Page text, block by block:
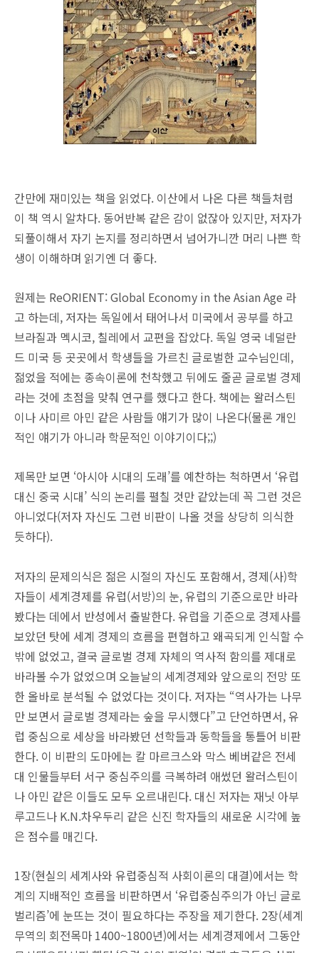
간만에 재미있는 책을 읽었다. 이산에서 나온 다른 책들처럼
이 책 역시 알차다. 동어반복 같은 감이 없잖아 있지만, 저자가
되풀이해서 자기 논지를 정리하면서 넘어가니깐 머리 나쁜 학
생이 이해하며 읽기엔 더 좋다.
원제는 ReORIENT: Global Economy in the Asian Age 라
고 하는데, 저자는 독일에서 태어나서 미국에서 공부를 하고
브라질과 멕시코, 칠레에서 교편을 잡았다. 독일 영국 네덜란
드 미국 등 곳곳에서 학생들을 가르친 글로벌한 교수님인데,
젊었을 적에는 종속이론에 천착했고 뒤에도 줄곧 글로벌 경제
라는 것에 초점을 맞춰 연구를 했다고 한다. 책에는 왈러스틴
이나 사미르 아민 같은 사람들 얘기가 많이 나온다(물론 개인
적인 얘기가 아니라 학문적인 이야기이다;;)
제목만 보면 ‘아시아 시대의 도래’를 예찬하는 척하면서 ‘유럽
대신 중국 시대’ 식의 논리를 펼칠 것만 같았는데 꼭 그런 것은
아니었다(저자 자신도 그런 비판이 나올 것을 상당히 의식한
듯하다).
저자의 문제의식은 젊은 시절의 자신도 포함해서, 경제(사)학
자들이 세계경제를 유럽(서방)의 눈, 유럽의 기준으로만 바라
봤다는 데에서 반성에서 출발한다. 유럽을 기준으로 경제사를
보았던 탓에 세계 경제의 흐름을 편협하고 왜곡되게 인식할 수
밖에 없었고, 결국 글로벌 경제 자체의 역사적 함의를 제대로
바라볼 수가 없었으며 오늘날의 세계경제와 앞으로의 전망 또
한 올바로 분석될 수 없었다는 것이다. 저자는 “역사가는 나무
만 보면서 글로벌 경제라는 숲을 무시했다”고 단언하면서, 유
럽 중심으로 세상을 바라봤던 선학들과 동학들을 통틀어 비판
한다. 이 비판의 도마에는 칼 마르크스와 막스 베버같은 전세
대 인물들부터 서구 중심주의를 극복하려 애썼던 왈러스틴이
나 아민 같은 이들도 모두 오르내린다. 대신 저자는 재닛 아부
루고드나 K.N.차우두리 같은 신진 학자들의 새로운 시각에 높
은 점수를 매긴다.
1장(현실의 세계사와 유럽중심적 사회이론의 대결)에서는 학
계의 지배적인 흐름을 비판하면서 ‘유럽중심주의가 아닌 글로
벌리즘’에 눈뜨는 것이 필요하다는 주장을 제기한다. 2장(세계
무역의 회전목마 1400~1800년)에서는 세계경제에서 그동안